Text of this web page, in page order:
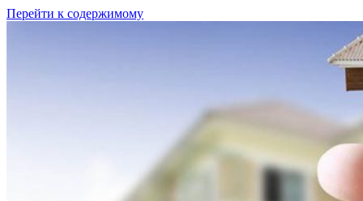
Перейти к содержимому